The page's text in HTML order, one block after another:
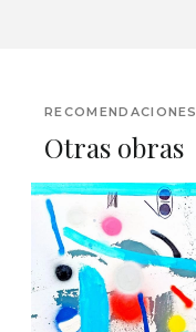
RECOMENDACIONES
Otras obras